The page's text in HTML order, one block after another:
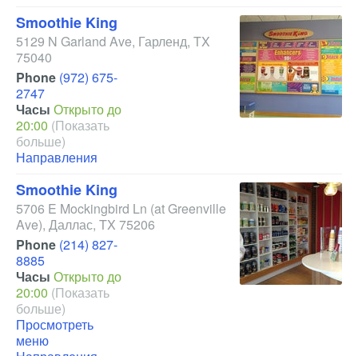
Smoothie King
5129 N Garland Ave, Гарленд, TX
75040
Phone (972) 675-
2747
Часы Открыто до
20:00 (Показать
больше)
Направления
Smoothie King
5706 E Mockingbird Ln (at Greenville
Ave), Даллас, TX 75206
Phone (214) 827-
8885
Часы Открыто до
20:00 (Показать
больше)
Просмотреть
меню